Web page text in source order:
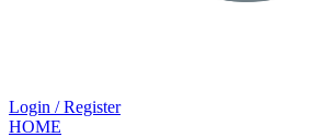
Login / Register
HOME